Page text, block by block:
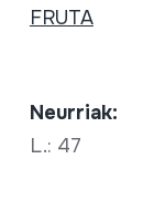
FRUTA
Neurriak:
L.: 47